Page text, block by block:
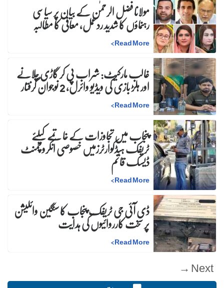
مولانا فضل الرحمٰن کے بیان پر سیاسی
رہنماؤں کا شدید ردعمل، معافی کا مطالبہ
Read More
>
غالب مارکیٹ: شراب پی کر گاڑی چلانے
اور ہلڑ بازی کی ویڈیو وائرل، 2 نوجوان گرفتار
Read More
>
پنجاب میں تجاوزات کے خاتمے کیلئے
ٹریفک ہیڈکوارٹرزمیں خصوصی انکروچمنٹ
ڈیسک قائم
Read More
>
ڈی آئی جی ٹریفک پنجاب کا سنگین وائلیشن
پر سخت کارروائیوں کی ہدایت
Read More
>
Next →